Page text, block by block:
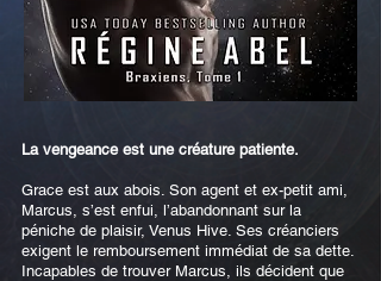
La vengeance est une créature patiente.
Grace est aux abois. Son agent et ex-petit ami,
Marcus, s’est enfui, l’abandonnant sur la
péniche de plaisir, Venus Hive. Ses créanciers
exigent le remboursement immédiat de sa dette.
Incapables de trouver Marcus, ils décident que